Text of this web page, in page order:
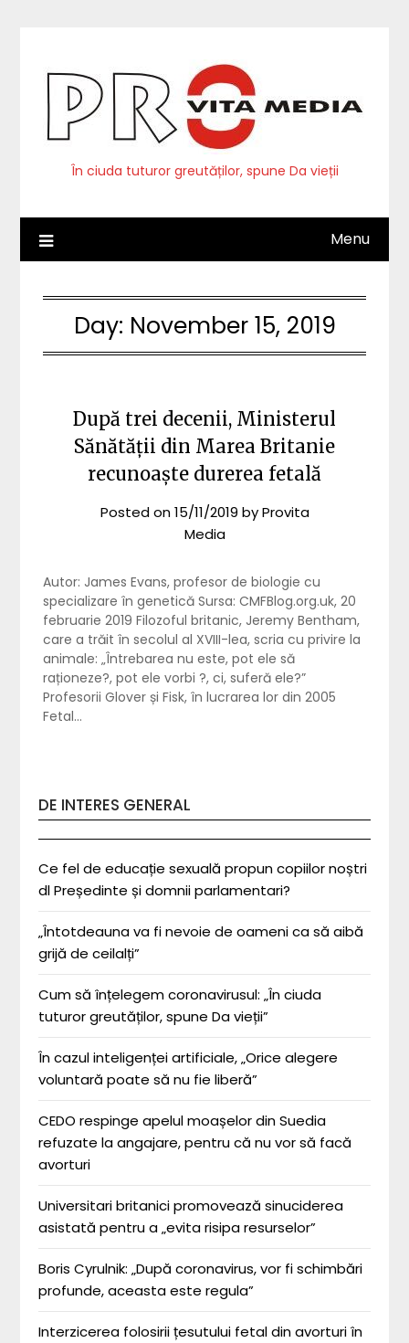
În ciuda tuturor greutăților, spune Da vieții
Menu
Day: November 15, 2019
După trei decenii, Ministerul
Sănătății din Marea Britanie
recunoaște durerea fetală
Posted on15/11/2019 byProvita
Media
Autor: James Evans, profesor de biologie cu
specializare în genetică Sursa: CMFBlog.org.uk, 20
februarie 2019 Filozoful britanic, Jeremy Bentham,
care a trăit în secolul al XVIII-lea, scria cu privire la
animale: „Întrebarea nu este, pot ele să
raționeze?, pot ele vorbi ?, ci, suferă ele?”
Profesorii Glover și Fisk, în lucrarea lor din 2005
Fetal…
DE INTERES GENERAL
Ce fel de educație sexuală propun copiilor noștri
dl Președinte și domnii parlamentari?
„Întotdeauna va fi nevoie de oameni ca să aibă
grijă de ceilalți”
Cum să înțelegem coronavirusul: „În ciuda
tuturor greutăților, spune Da vieții”
În cazul inteligenței artificiale, „Orice alegere
voluntară poate să nu fie liberă”
CEDO respinge apelul moașelor din Suedia
refuzate la angajare, pentru că nu vor să facă
avorturi
Universitari britanici promovează sinuciderea
asistată pentru a „evita risipa resurselor”
Boris Cyrulnik: „După coronavirus, vor fi schimbări
profunde, aceasta este regula”
Interzicerea folosirii țesutului fetal din avorturi în